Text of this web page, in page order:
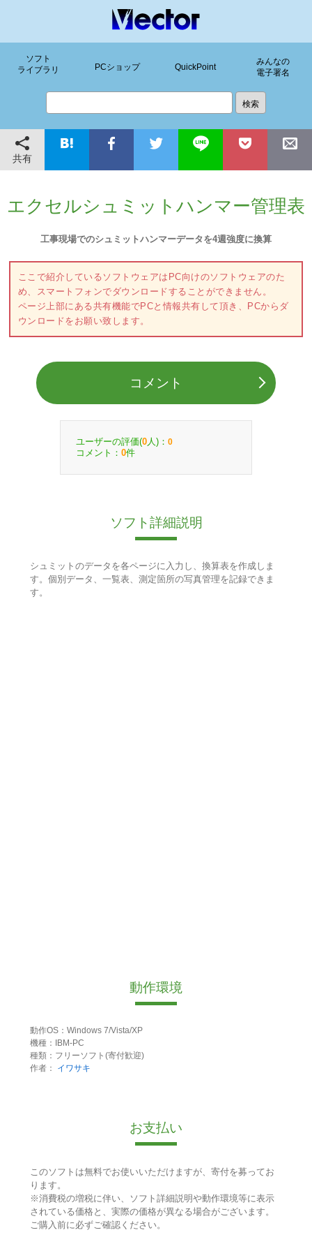
ソフト
ライブラリ
PCショップ QuickPoint
みんなの
電子署名
共有
エクセルシュミットハンマー管理表
工事現場でのシュミットハンマーデータを4週強度に換算
ここで紹介しているソフトウェアはPC向けのソフトウェアのた
め、スマートフォンでダウンロードすることができません。
ページ上部にある共有機能でPCと情報共有して頂き、PCからダ
ウンロードをお願い致します。
コメント
ユーザーの評価(0 人)： 0
コメント： 0件
ソフト詳細説明
シュミットのデータを各ページに入力し、換算表を作成しま
す。個別データ、一覧表、測定箇所の写真管理を記録できま
す。
動作環境
動作OS：Windows 7/Vista/XP
機種：IBM-PC
種類：フリーソフト(寄付歓迎)
作者：
イワサキ
お支払い
このソフトは無料でお使いいただけますが、寄付を募ってお
ります。
※消費税の増税に伴い、ソフト詳細説明や動作環境等に表示
されている価格と、実際の価格が異なる場合がございます。
ご購入前に必ずご確認ください。